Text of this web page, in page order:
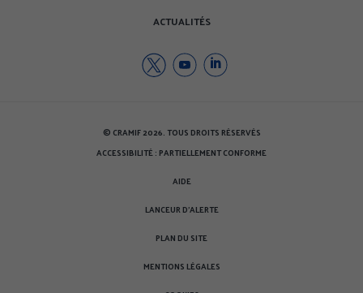
ACTUALITÉS
Twitter
de
(nouvelle
fenêtre)
Youtube
de
(nouvelle
fenêtre)
Youtube
de
(nouvelle
fenêtre)
© CRAMIF 2026. TOUS DROITS RÉSERVÉS
ACCESSIBILITÉ : PARTIELLEMENT CONFORME
AIDE
LANCEUR D'ALERTE
PLAN DU SITE
MENTIONS LÉGALES